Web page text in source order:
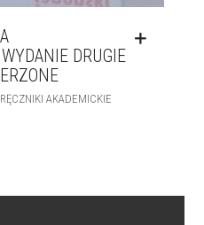
DRUGIE
AKADEMICKIE